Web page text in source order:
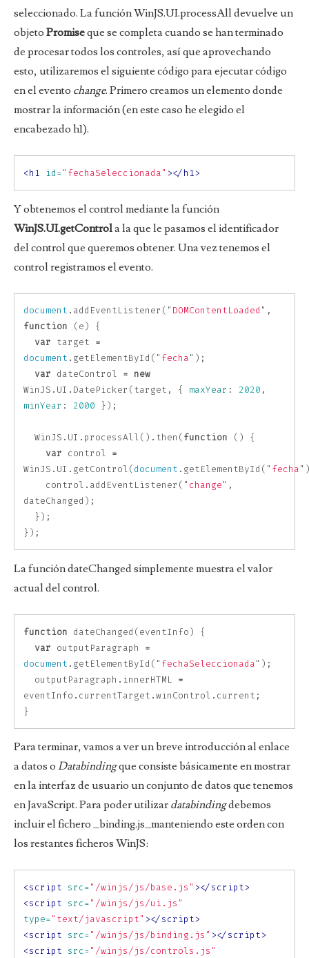
seleccionado. La función WinJS.UI.processAll devuelve un
objeto Promiseque se completa cuando se han terminado
de procesar todos los controles, así que aprovechando
esto, utilizaremos el siguiente código para ejecutar código
en el evento change. Primero creamos un elemento donde
mostrar la información (en este caso he elegido el
encabezado h1).
<h1 id="fechaSeleccionada" ></h1>
Y obtenemos el control mediante la función
WinJS.UI.getControla la que le pasamos el identificador
del control que queremos obtener. Una vez tenemos el
control registramos el evento.
document . addEventListener ( " DOMContentLoaded " ,
function
( e )
{
var target =
document . getElementById ( " fecha" );
var dateControl = new
WinJS . UI . DatePicker ( target , { maxYear : 2020 ,
minYear : 2000 });
WinJS . UI . processAll(). then ( function ()
{
var control =
WinJS . UI . getControl( document . getElementById ( " fecha"
control . addEventListener ( " change" ,
dateChanged );
});
});
La función dateChanged simplemente muestra el valor
actual del control.
function dateChanged (eventInfo)
{
var outputParagraph
=
document . getElementById ( " fechaSeleccionada" );
outputParagraph . innerHTML =
eventInfo . currentTarget .winControl . current ;
}
Para terminar, vamos a ver un breve introducción al enlace
a datos o Databindingque consiste básicamente en mostrar
en la interfaz de usuario un conjunto de datos que tenemos
en JavaScript. Para poder utilizar databindingdebemos
incluir el fichero _binding.js_manteniendo este orden con
los restantes ficheros WinJS:
<script src="/winjs/js/base.js" ></script>
<script src="/winjs/js/ui.js"
type="text/javascript" ></script>
<script src="/winjs/js/binding.js" ></script>
<script src="/winjs/js/controls.js"